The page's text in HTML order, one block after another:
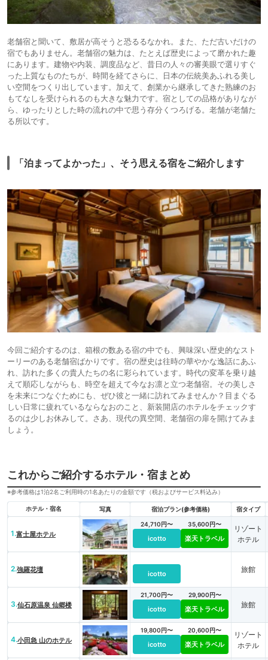
老舗宿と聞いて、敷居が高そうと恐るるなかれ。また、ただ古いだけの
宿でもありません。老舗宿の魅力は、たとえば歴史によって磨かれた趣
にあります。建物や内装、調度品など、昔日の人々の審美眼で選りすぐ
った上質なものたちが、時間を経てさらに、日本の伝統美あふれる美し
い空間をつくり出しています。加えて、創業から継承してきた熟練のお
もてなしを受けられるのも大きな魅力です。宿としての品格がありなが
ら、ゆったりとした時の流れの中で思う存分くつろげる。老舗が老舗た
る所以です。
「泊まってよかった」、そう思える宿をご紹介します
今回ご紹介するのは、箱根の数ある宿の中でも、興味深い歴史的なスト
ーリーのある老舗宿ばかりです。宿の歴史は往時の華やかな逸話にあふ
れ、訪れた多くの貴人たちの名に彩られています。時代の変革を乗り越
えて順応しながらも、時空を超えて今なお凛と立つ老舗宿。その美しさ
を未来につなぐためにも、ぜひ彼と一緒に訪れてみませんか？目まぐる
しい日常に疲れているならなおのこと、新装開店のホテルをチェックす
るのは少しお休みして。さあ、現代の異空間、老舗宿の扉を開けてみま
しょう。
これからご紹介するホテル・宿まとめ
※参考価格は1泊2名ご利用時の1名あたりの金額です（税およびサービス料込み）
ホテル・宿名 写真 宿泊プラン(参考価格) 宿タイプ
1.富士屋ホテル
24,710円〜
icotto
35,600円〜
楽天トラベル
リゾート
ホテル
2.強羅花壇 icotto 旅館
3.仙石原温泉 仙郷楼
21,700円〜
icotto
29,900円〜
楽天トラベル 旅館
4.小田急 山のホテル
19,800円〜
icotto
20,600円〜
楽天トラベル
リゾート
ホテル